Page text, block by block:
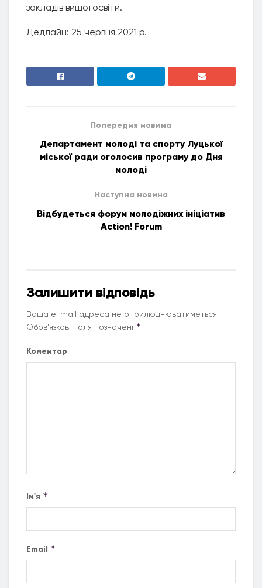
закладів вищої освіти.
Дедлайн: 25 червня 2021 р.
Попередня новина
Департамент молоді та спорту Луцької
міської ради оголосив програму до Дня
молоді
Наступна новина
Відбудеться форум молодіжних ініціатив
Action! Forum
Залишити відповідь
Ваша e-mail адреса не оприлюднюватиметься.
Обов’язкові поля позначені *
Коментар
Ім'я *
Email *